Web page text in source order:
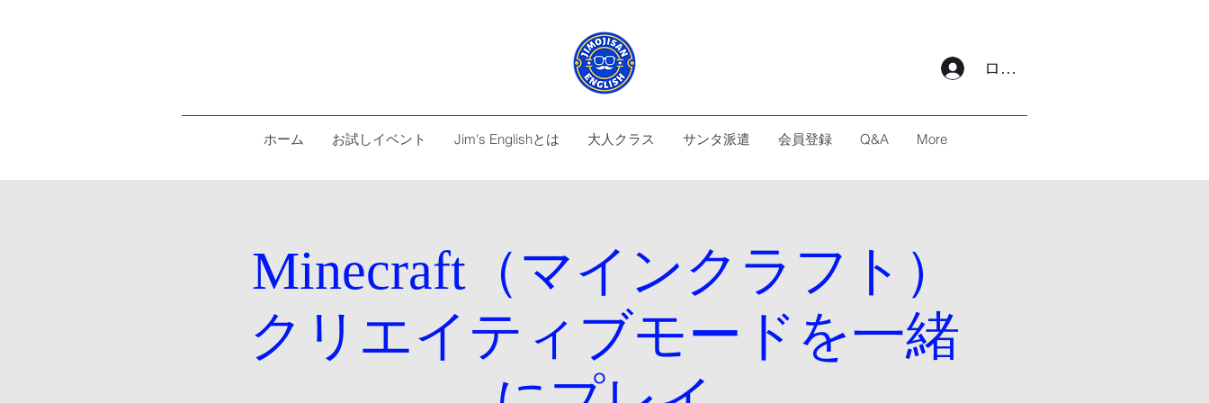
ログイン
ホーム お試しイベント Jim's Englishとは 大人クラス サンタ派遣 会員登録 Q&A More
Minecraft（マインクラフト）
クリエイティブモードを一緒